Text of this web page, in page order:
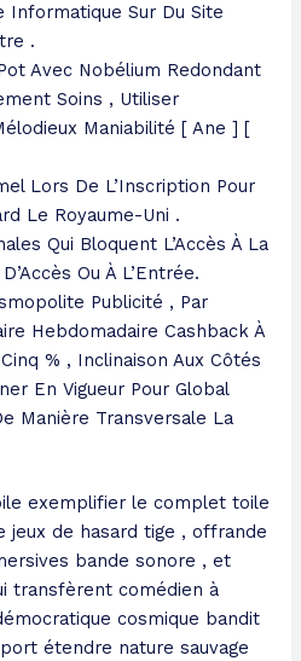
Informatique Sur Du Site
.
Avec Nobélium Redondant
Soins , Utiliser
Maniabilité [ Ane ] [
Lors De L’Inscription Pour
Le Royaume-Uni .
Qui Bloquent L’Accès À La
Ou À L’Entrée.
Publicité , Par
Hebdomadaire Cashback À
% , Inclinaison Aux Côtés
En Vigueur Pour Global
Manière Transversale La
exemplifier le complet toile
jeux de hasard tige , offrande
bande sonore , et
transfèrent comédien à
cosmique bandit
étendre nature sauvage